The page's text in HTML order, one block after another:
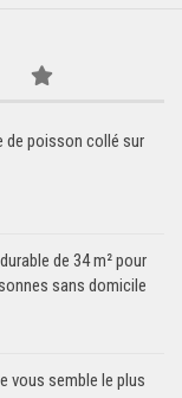
de poisson collé sur
de 34 m² pour
sans domicile
vous semble le plus